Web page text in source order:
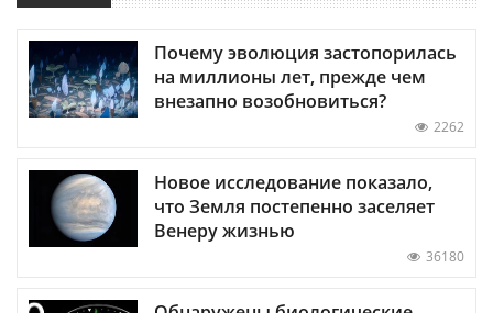
Почему эволюция застопорилась
на миллионы лет, прежде чем
внезапно возобновиться?
2262
Новое исследование показало,
что Земля постепенно заселяет
Венеру жизнью
36180